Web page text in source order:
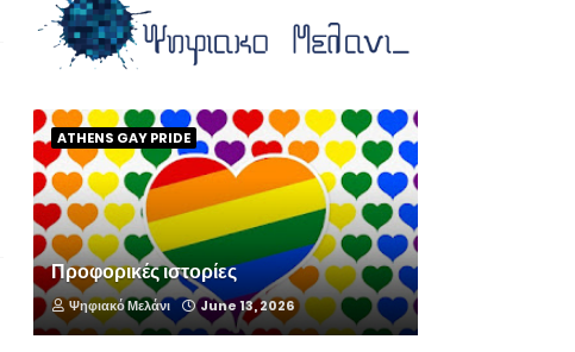
ATHENS GAY PRIDE
Προφορικές ιστορίες
Ψηφιακό Μελάνι June 13, 2026